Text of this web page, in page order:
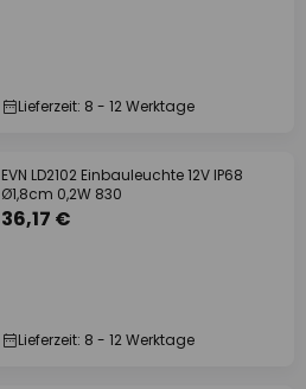
Lieferzeit: 8 - 12 Werktage
EVN LD2102 Einbauleuchte 12V IP68
Ø1,8cm 0,2W 830
36,17 €
Lieferzeit: 8 - 12 Werktage